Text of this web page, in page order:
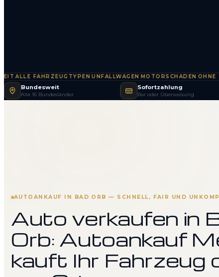
FAHRZEUGTYPEN ·UNFALLWAGEN·MOTORSCHADEN ·OHNE TÜV·
Bundesweit
Alle 16 Bundesländer
Sofortzahlung
Bar oder Überweisung
AUTOANKAUF IN BAD ORB — SCHNELL, FAIR UND
Auto verkaufen in
Orb: Autoankauf
kauft Ihr Fahrzeug